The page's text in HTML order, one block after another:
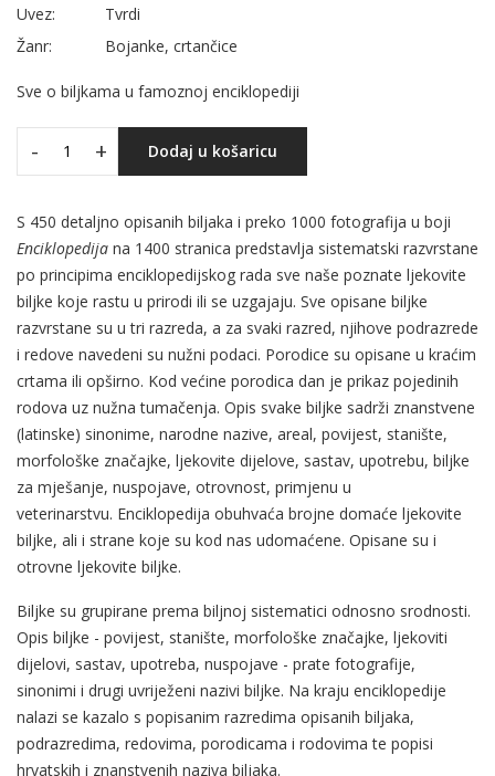
Uvez:
Tvrdi
Žanr:
Bojanke, crtančice
Sve o biljkama u famoznoj enciklopediji
- + Dodaj u košaricu
S 450 detaljno opisanih biljaka i preko 1000 fotografija u boji
Enciklopedija na 1400 stranica predstavlja sistematski razvrstane
po principima enciklopedijskog rada sve naše poznate ljekovite
biljke koje rastu u prirodi ili se uzgajaju. Sve opisane biljke
razvrstane su u tri razreda, a za svaki razred, njihove podrazrede
i redove navedeni su nužni podaci. Porodice su opisane u kraćim
crtama ili opširno. Kod većine porodica dan je prikaz pojedinih
rodova uz nužna tumačenja. Opis svake biljke sadrži znanstvene
(latinske) sinonime, narodne nazive, areal, povijest, stanište,
morfološke značajke, ljekovite dijelove, sastav, upotrebu, biljke
za mješanje, nuspojave, otrovnost, primjenu u
veterinarstvu. Enciklopedija obuhvaća brojne domaće ljekovite
biljke, ali i strane koje su kod nas udomaćene. Opisane su i
otrovne ljekovite biljke.
Biljke su grupirane prema biljnoj sistematici odnosno srodnosti.
Opis biljke - povijest, stanište, morfološke značajke, ljekoviti
dijelovi, sastav, upotreba, nuspojave - prate fotografije,
sinonimi i drugi uvriježeni nazivi biljke. Na kraju enciklopedije
nalazi se kazalo s popisanim razredima opisanih biljaka,
podrazredima, redovima, porodicama i rodovima te popisi
hrvatskih i znanstvenih naziva biljaka.